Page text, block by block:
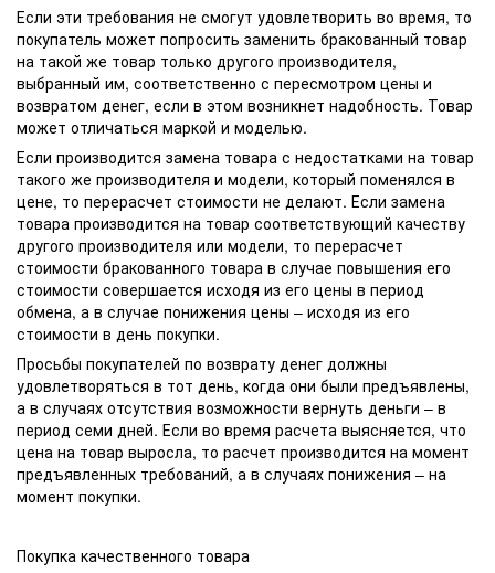
Если эти требования не смогут удовлетворить во время, то
покупатель может попросить заменить бракованный товар
на такой же товар только другого производителя,
выбранный им, соответственно с пересмотром цены и
возвратом денег, если в этом возникнет надобность. Товар
может отличаться маркой и моделью.
Если производится замена товара с недостатками на товар
такого же производителя и модели, который поменялся в
цене, то перерасчет стоимости не делают. Если замена
товара производится на товар соответствующий качеству
другого производителя или модели, то перерасчет
стоимости бракованного товара в случае повышения его
стоимости совершается исходя из его цены в период
обмена, а в случае понижения цены – исходя из его
стоимости в день покупки.
Просьбы покупателей по возврату денег должны
удовлетворяться в тот день, когда они были предъявлены,
а в случаях отсутствия возможности вернуть деньги – в
период семи дней. Если во время расчета выясняется, что
цена на товар выросла, то расчет производится на момент
предъявленных требований, а в случаях понижения – на
момент покупки.
Покупка качественного товара